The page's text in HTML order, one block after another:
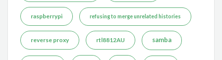
raspberrypi refusing to merge unrelated histories
reverse proxy rtl8812AU samba